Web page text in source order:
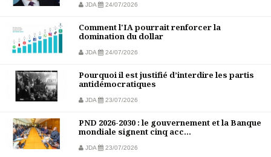
JDA 24/07/2026
Comment l'IA pourrait renforcer la
domination du dollar
JDA 24/07/2026
Pourquoi il est justifié d’interdire les partis
antidémocratiques
JDA 23/07/2026
PND 2026-2030 : le gouvernement et la Banque
mondiale signent cinq acc...
JDA 23/07/2026